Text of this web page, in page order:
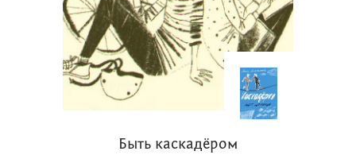
Быть каскадёром